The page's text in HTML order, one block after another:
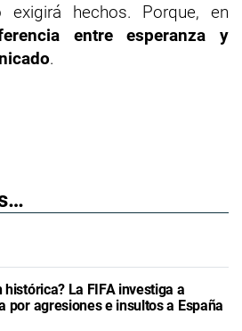
exigirá hechos. Porque, en
entre esperanza y
.
histórica? La FIFA investiga a
por agresiones e insultos a España